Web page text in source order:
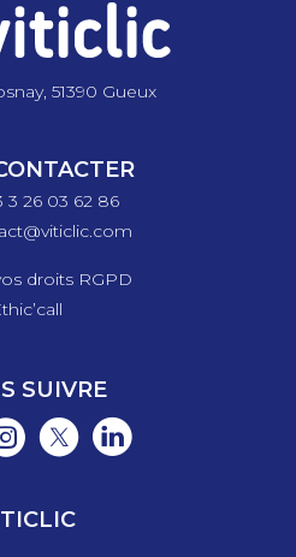
51390 Gueux
3 26 03 62 86
droits RGPD
SUIVRE